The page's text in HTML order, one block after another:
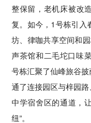
整保留，老机床被改
复。如今，1号栋引入
坊、律咖共享空间和
声茶馆和二毛坨口味
号栋汇聚了仙峰旅谷
通了连接园区与梓园
中学宿舍区的通道，
纽”。